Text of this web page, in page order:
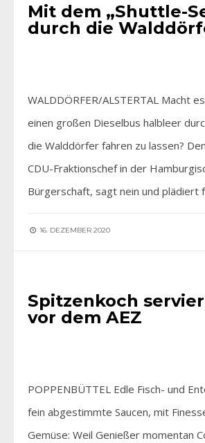
Mit dem „Shuttle-
durch die
WALDDÖRFER/ALSTERTAL Macht
einen großen Dieselbus halbleer
die Walddörfer fahren zu lassen?
CDU-Fraktionschef in der
Bürgerschaft, sagt nein und plädiert
16. DEZEMBER 2020
Spitzenkoch
vor dem AEZ
POPPENBÜTTEL Edle Fisch- und
fein abgestimmte Saucen, mit
Gemüse: Weil Genießer momentan